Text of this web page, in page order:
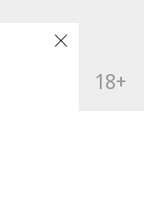
18+